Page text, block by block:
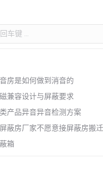
房是如何做到消音的
兼容设计与屏蔽要求
产品异音异音检测方案
蔽房厂家不愿意接屏蔽房搬迁
箱